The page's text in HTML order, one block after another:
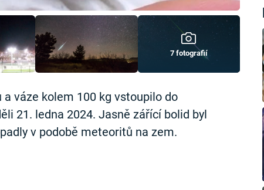
7 fotografií
váze kolem 100 kg vstoupilo do
21. ledna 2024. Jasně zářící bolid byl
v podobě meteoritů na zem.